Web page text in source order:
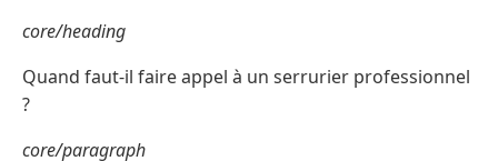
core/heading
Quand faut-il faire appel à un serrurier professionnel
?
core/paragraph